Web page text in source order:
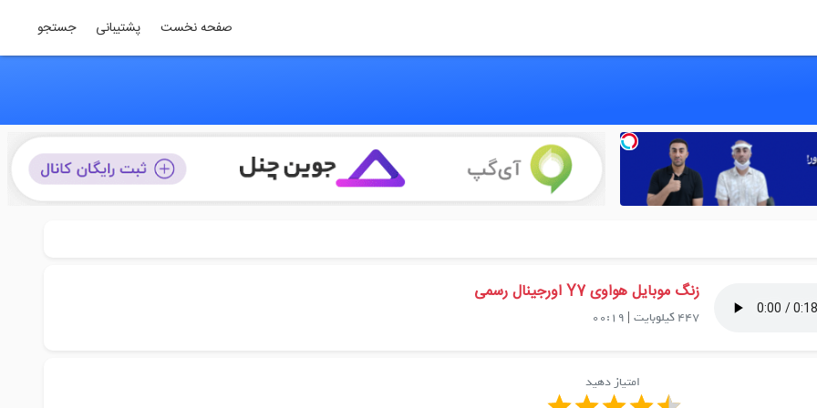
صفحه نخست پشتیبانی جستجو
زنگ موبایل هواوی Y7 اورجینال رسمی
447 کیلوبایت |
00:19
امتیاز دهید